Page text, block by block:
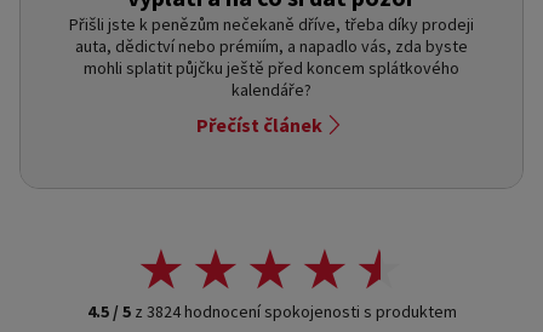
Přišli jste k penězům nečekaně dříve, třeba díky prodeji
auta, dědictví nebo prémiím, a napadlo vás, zda byste
mohli splatit půjčku ještě před koncem splátkového
kalendáře?
Přečíst článek
4.5 / 5z 3824 hodnocení spokojenosti s produktem